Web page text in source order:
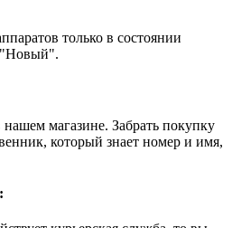
только в состоянии
магазине. Забрать покупку
который знает номер и имя,